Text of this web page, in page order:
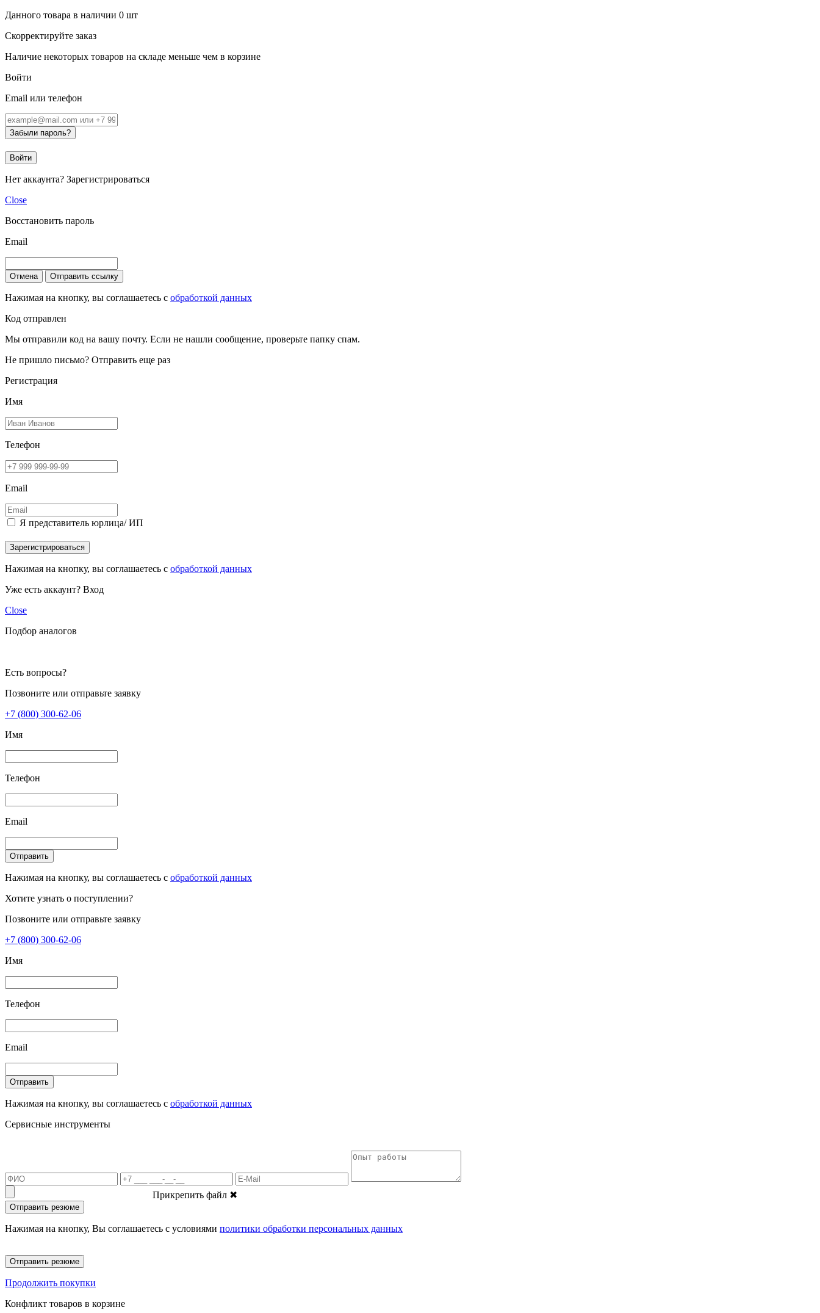
Данного товара в наличии 0 шт
Скорректируйте заказ
Наличие некоторых товаров на складе меньше чем в корзине
Войти
Email или телефон
Забыли пароль?
Войти
Нет аккаунта? Зарегистрироваться
Close
Восстановить пароль
Email
Отмена Отправить ссылку
Нажимая на кнопку, вы соглашаетесь с обработкой данных
Код отправлен
Мы отправили код на вашу почту. Если не нашли сообщение, проверьте папку спам.
Не пришло письмо? Отправить еще раз
Регистрация
Имя
Телефон
Email
Я представитель юрлица/ ИП
Зарегистрироваться
Нажимая на кнопку, вы соглашаетесь с обработкой данных
Уже есть аккаунт? Вход
Close
Подбор аналогов
Есть вопросы?
Позвоните или отправьте заявку
+7 (800) 300-62-06
Имя
Телефон
Email
Отправить
Нажимая на кнопку, вы соглашаетесь с обработкой данных
Хотите узнать о поступлении?
Позвоните или отправьте заявку
+7 (800) 300-62-06
Имя
Телефон
Email
Отправить
Нажимая на кнопку, вы соглашаетесь с обработкой данных
Сервисные инструменты
Прикрепить файл ✖
Отправить резюме
Нажимая на кнопку, Вы соглашаетесь с условиями политики обработки персональных данных
Отправить резюме
Продолжить покупки
Конфликт товаров в корзине